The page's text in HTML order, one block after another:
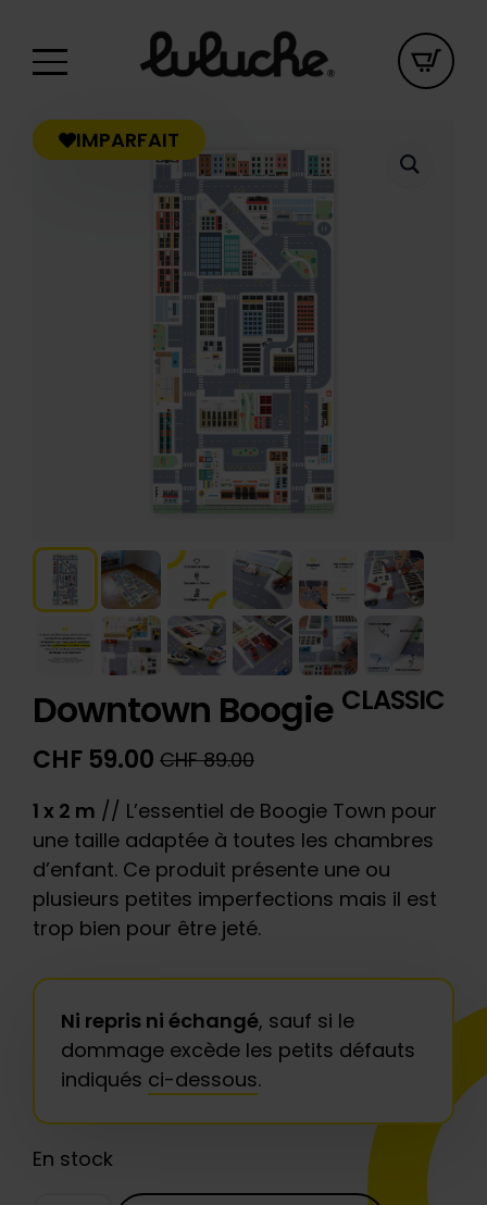
IMPARFAIT
Downtown Boogie CLASSIC
CHF89.00
Le
prix
initial
était :
CHF 89.00.
CHF 59.00
Le
prix
actuel
est :
CHF 59.00.
1 x 2 m // L’essentiel de Boogie Town pour
une taille adaptée à toutes les chambres
d’enfant. Ce produit présente une ou
plusieurs petites imperfections mais il est
trop bien pour être jeté.
Ni repris ni échangé, sauf si le
dommage excède les petits défauts
indiqués ci-dessous.
En stock